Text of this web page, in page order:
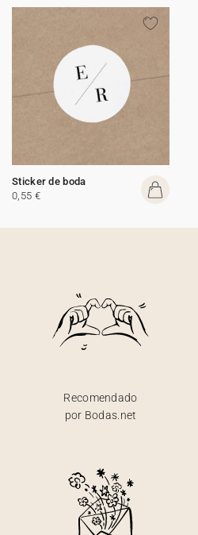
Sticker de boda
0,55 €
Recomendado
por Bodas.net